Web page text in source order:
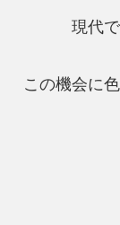
現代
この機会に